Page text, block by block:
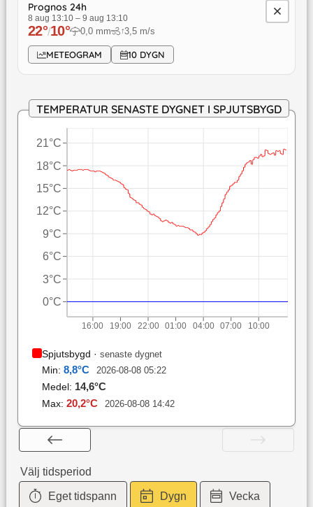
Prognos 24h
8 aug 13:10– 9 aug 13:10
22°/10° 0,0 mm ↓3,5 m/s
METEOGRAM 10 DYGN
TEMPERATUR SENASTE DYGNET I SPJUTSBYGD
16:00 19:00 22:00 01:00 04:00 07:00 10:00
0°C
3°C
6°C
9°C
12°C
15°C
18°C
21°C
Spjutsbygd · senaste dygnet
Min: 8,8°C 2026-08-08 05:22
Medel: 14,6°C
Max: 20,2°C 2026-08-08 14:42
Välj tidsperiod
Eget tidspann Dygn Vecka